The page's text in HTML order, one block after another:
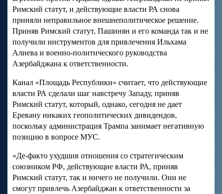
Римский статут, и действующие власти РА снова
приняли неправильное внешнеполитическое решение.
Приняв Римский статут, Пашинян и его команда так и не
получили инструментов для привлечения Ильхама
Алиева и военно-политического руководства
Азербайджана к ответственности.
Канал «Площадь Республики» считает, что действующие
власти РА сделали шаг навстречу Западу, приняв
Римский статут, который, однако, сегодня не дает
Еревану никаких геополитических дивидендов,
поскольку администрация Трампа занимает негативную
позицию в вопросе МУС.
«Де-факто ухудшив отношения со стратегическим
союзником РФ, действующие власти РА, приняв
Римский статут, так и ничего не получили. Они не
смогут привлечь Азербайджан к ответственности за